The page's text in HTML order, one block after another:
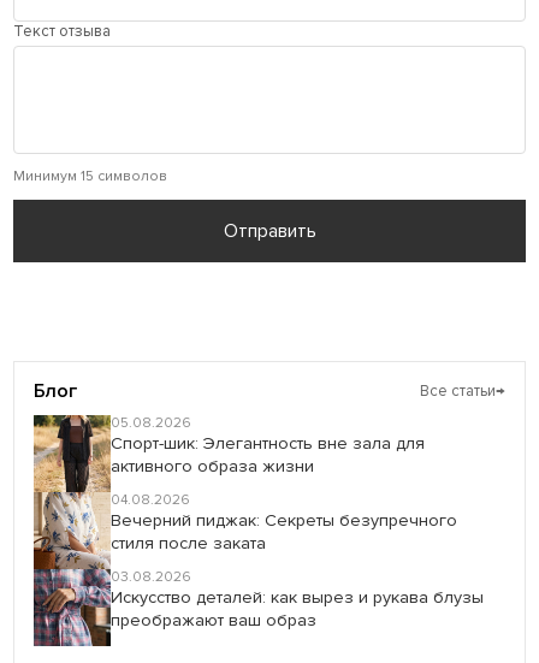
Текст отзыва
Минимум 15 символов
Отправить
Блог Все статьи→
05.08.2026
Спорт-шик: Элегантность вне зала для
активного образа жизни
04.08.2026
Вечерний пиджак: Секреты безупречного
стиля после заката
03.08.2026
Искусство деталей: как вырез и рукава блузы
преображают ваш образ